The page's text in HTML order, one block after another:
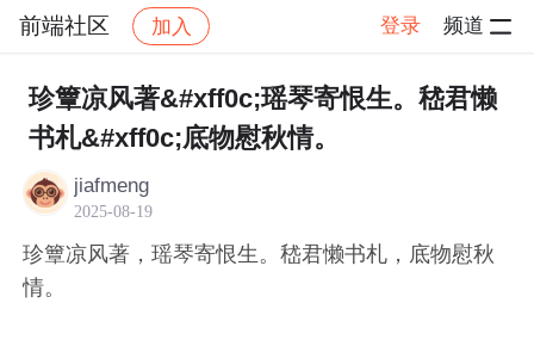
前端社区 加入 登录 频道
社区 前端社区 感慨 帖子详情
珍簟凉风著&#xff0c;瑶琴寄恨生。嵇君懒
书札&#xff0c;底物慰秋情。
jiafmeng
2025-08-19
珍簟凉风著，瑶琴寄恨生。嵇君懒书札，底物慰秋
情。